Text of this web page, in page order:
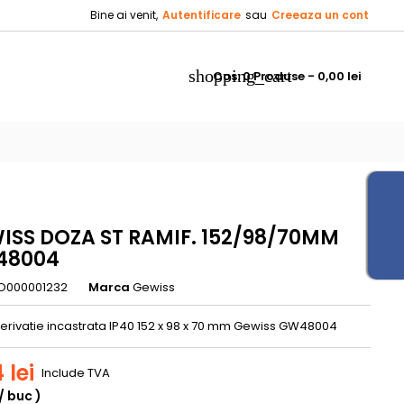
Bine ai venit, Autentificare sau Creeaza un cont
shopping_cart
Cos:0Produse - 0,00 lei
DOZA ST RAMIF. 152/98/70MM
Marca Gewiss
incastrata IP40 152 x 98 x 70 mm Gewiss GW48004
lei
buc )
Include TVA